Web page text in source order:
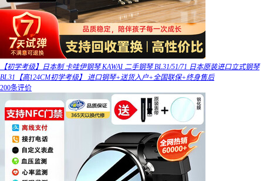
【初学考级】日本制 卡哇伊钢琴 KAWAI 二手钢琴 BL31/51/71 日本原装进口立式钢琴
BL31【高124CM初学考级】 进口钢琴+送货入户+全国联保+终身售后
200条评价